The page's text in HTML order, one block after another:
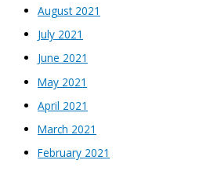
August 2021
July 2021
June 2021
May 2021
April 2021
March 2021
February 2021